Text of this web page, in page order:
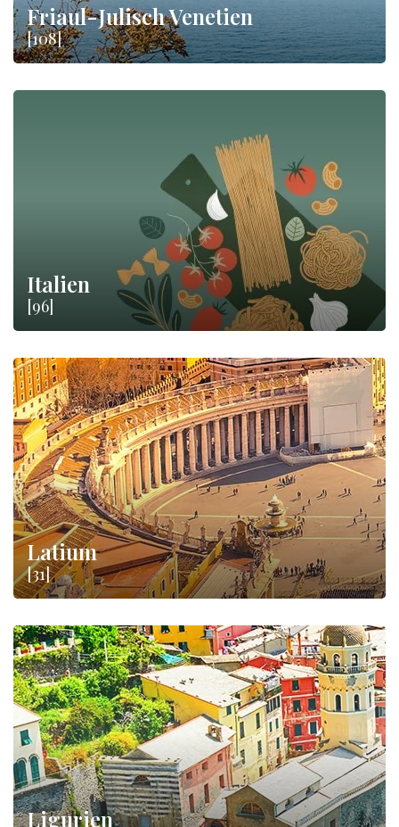
Friaul-Julisch Venetien
[108]
Italien
[96]
Latium
[31]
Ligurien